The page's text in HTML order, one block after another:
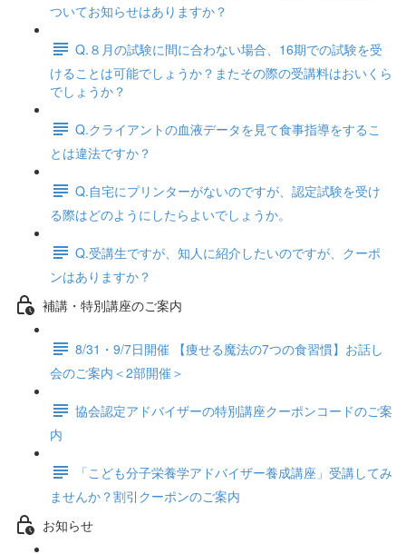
ついてお知らせはありますか？
Q.８月の試験に間に合わない場合、16期での試験を受
けることは可能でしょうか？またその際の受講料はおいくら
でしょうか？
Q.クライアントの血液データを見て食事指導をするこ
とは違法ですか？
Q.自宅にプリンターがないのですが、認定試験を受け
る際はどのようにしたらよいでしょうか。
Q.受講生ですが、知人に紹介したいのですが、クーポ
ンはありますか？
補講・特別講座のご案内
8/31・9/7日開催 【痩せる魔法の7つの食習慣】お話し
会のご案内＜2部開催＞
協会認定アドバイザーの特別講座クーポンコードのご案
内
「こども分子栄養学アドバイザー養成講座」受講してみ
ませんか？割引クーポンのご案内
お知らせ